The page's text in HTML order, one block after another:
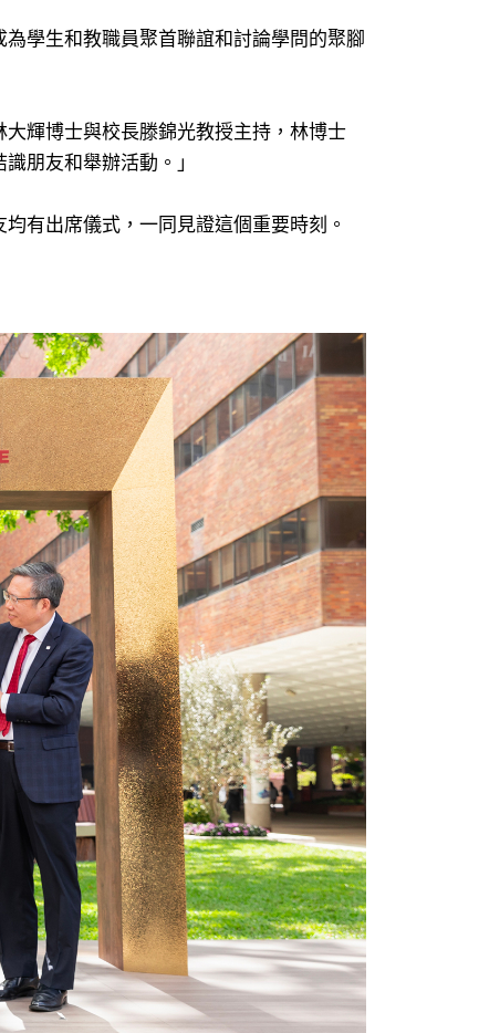
學生和教職員聚首聯誼和討論學問的聚腳
輝博士與校長滕錦光教授主持，林博士
朋友和舉辦活動。」
有出席儀式，一同見證這個重要時刻。